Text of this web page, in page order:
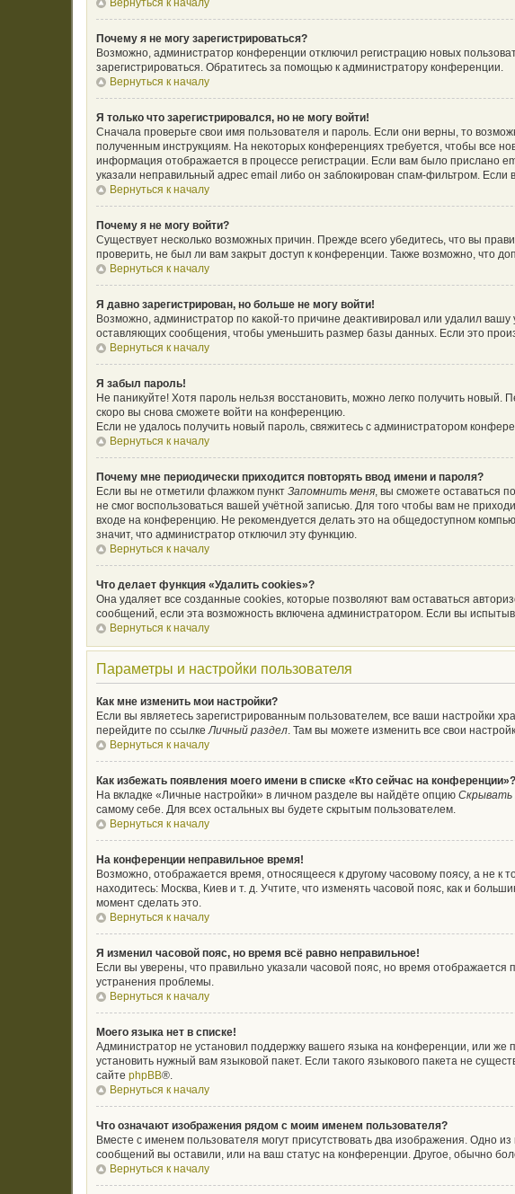
Вернуться к началу
Почему я не могу зарегистрироваться?
Возможно, администратор конференции отключил регистрацию новых
зарегистрироваться. Обратитесь за помощью к администратору конференции.
Вернуться к началу
Я только что зарегистрировался, но не могу войти!
Сначала проверьте свои имя пользователя и пароль. Если они верны, то
полученным инструкциям. На некоторых конференциях требуется, чтобы все
информация отображается в процессе регистрации. Если вам было прислано
указали неправильный адрес email либо он заблокирован спам-фильтром.
Вернуться к началу
Почему я не могу войти?
Существует несколько возможных причин. Прежде всего убедитесь, что вы
проверить, не был ли вам закрыт доступ к конференции. Также возможно, что
Вернуться к началу
Я давно зарегистрирован, но больше не могу войти!
Возможно, администратор по какой-то причине деактивировал или удалил
оставляющих сообщения, чтобы уменьшить размер базы данных. Если это
Вернуться к началу
Я забыл пароль!
Не паникуйте! Хотя пароль нельзя восстановить, можно легко получить
скоро вы снова сможете войти на конференцию.
Если не удалось получить новый пароль, свяжитесь с администратором
Вернуться к началу
Почему мне периодически приходится повторять ввод имени и пароля?
Если вы не отметили флажком пункт Запомнить меня, вы сможете оставаться
не смог воспользоваться вашей учётной записью. Для того чтобы вам не
входе на конференцию. Не рекомендуется делать это на общедоступном
значит, что администратор отключил эту функцию.
Вернуться к началу
Что делает функция «Удалить cookies»?
Она удаляет все созданные cookies, которые позволяют вам оставаться
сообщений, если эта возможность включена администратором. Если вы
Вернуться к началу
Параметры и настройки пользователя
Как мне изменить мои настройки?
Если вы являетесь зарегистрированным пользователем, все ваши настройки
перейдите по ссылкеЛичный раздел. Там вы можете изменить все свои
Вернуться к началу
Как избежать появления моего имени в списке «Кто сейчас на конференции»?
На вкладке «Личные настройки» в личном разделе вы найдёте опцию Скрывать
самому себе. Для всех остальных вы будете скрытым пользователем.
Вернуться к началу
На конференции неправильное время!
Возможно, отображается время, относящееся к другому часовому поясу, а не к
находитесь: Москва, Киев и т. д. Учтите, что изменять часовой пояс, как и
момент сделать это.
Вернуться к началу
Я изменил часовой пояс, но время всё равно неправильное!
Если вы уверены, что правильно указали часовой пояс, но время
устранения проблемы.
Вернуться к началу
Моего языка нет в списке!
Администратор не установил поддержку вашего языка на конференции, или
установить нужный вам языковой пакет. Если такого языкового пакета не
сайте phpBB®.
Вернуться к началу
Что означают изображения рядом с моим именем пользователя?
Вместе с именем пользователя могут присутствовать два изображения. Одно
сообщений вы оставили, или на ваш статус на конференции. Другое, обычно
Вернуться к началу